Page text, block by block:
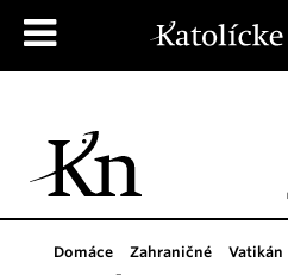
Domáce Zahraničné Vatikán